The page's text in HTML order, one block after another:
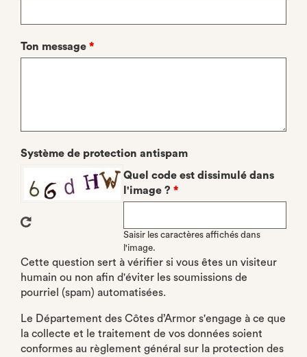
Ton message *
Système de protection antispam
Quel code est dissimulé dans
l'image ? *
Saisir les caractères affichés dans
l'image.
Cette question sert à vérifier si vous êtes un visiteur
humain ou non afin d'éviter les soumissions de
pourriel (spam) automatisées.
Le Département des Côtes d’Armor s'engage à ce que
la collecte et le traitement de vos données soient
conformes au règlement général sur la protection des